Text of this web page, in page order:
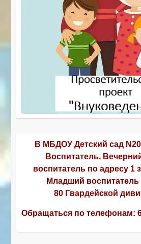
В МБДОУ Детский сад
Воспитатель,
воспитатель по адресу 1
Младший воспитатель
80 Гвардейской
Обращаться по телефонам: